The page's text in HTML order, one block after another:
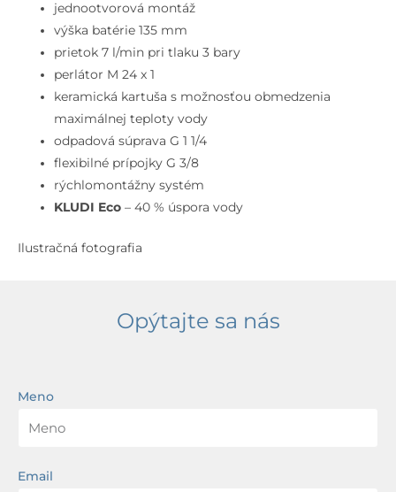
výpustom,
chróm
jednootvorová montáž
výška batérie 135 mm
prietok 7 l/min pri tlaku 3 bary
perlátor M 24 x 1
keramická kartuša s možnosťou obmedzenia
maximálnej teploty vody
odpadová súprava G 1 1/4
flexibilné prípojky G 3/8
rýchlomontážny systém
KLUDI Eco – 40 % úspora vody
Ilustračná fotografia
Opýtajte sa nás
Meno
Email